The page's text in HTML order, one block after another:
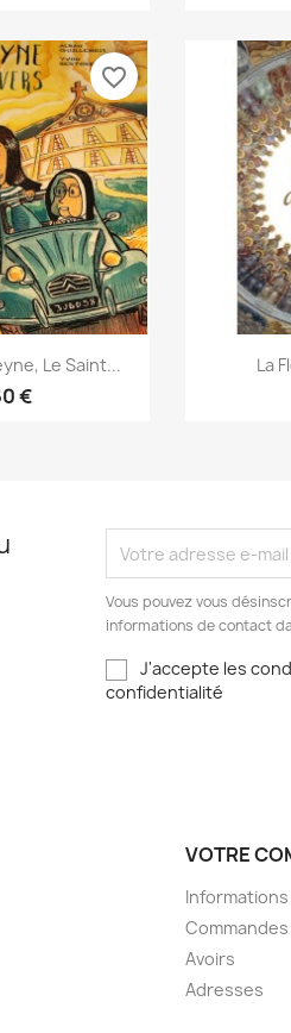
rapide
Le Saint...
€
favorite_border

La
Vous pouvez vous
informations de contact
J'accepte les
confidentialité
VOTRE
Commandes
Avoirs
Adresses